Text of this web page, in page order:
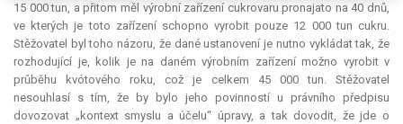
15 000 tun, a přitom měl výrobní zařízení cukrovaru pronajato na 40 dnů,
ve kterých je toto zařízení schopno vyrobit pouze 12 000 tun cukru.
Stěžovatel byl toho názoru, že dané ustanovení je nutno vykládat tak, že
rozhodující je, kolik je na daném výrobním zařízení možno vyrobit v
průběhu kvótového roku, což je celkem 45 000 tun. Stěžovatel
nesouhlasí s tím, že by bylo jeho povinností u právního předpisu
dovozovat „kontext smyslu a účelu“ úpravy, a tak dovodit, že jde o